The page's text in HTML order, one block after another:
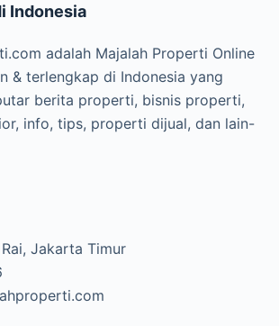
Indonesia
adalah Majalah Properti Online
& terlengkap di Indonesia yang
berita properti, bisnis properti,
info, tips, properti dijual, dan lain-
Jakarta Timur